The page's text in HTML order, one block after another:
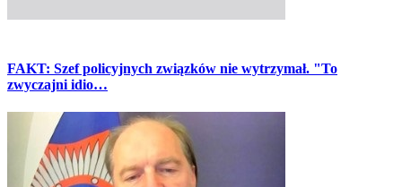
FAKT: Szef policyjnych związków nie wytrzymał. "To
zwyczajni idio…